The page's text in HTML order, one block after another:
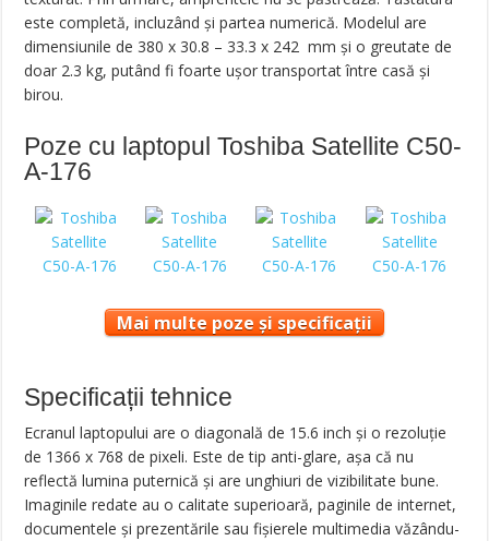
este completă, incluzând și partea numerică. Modelul are
dimensiunile de 380 x 30.8 – 33.3 x 242 mm și o greutate de
doar 2.3 kg, putând fi foarte ușor transportat între casă și
birou.
Poze cu laptopul Toshiba Satellite C50-
A-176
Mai multe poze și specificații
Specificații tehnice
Ecranul laptopului are o diagonală de 15.6 inch și o rezoluție
de 1366 x 768 de pixeli. Este de tip anti-glare, așa că nu
reflectă lumina puternică și are unghiuri de vizibilitate bune.
Imaginile redate au o calitate superioară, paginile de internet,
documentele și prezentările sau fișierele multimedia văzându-